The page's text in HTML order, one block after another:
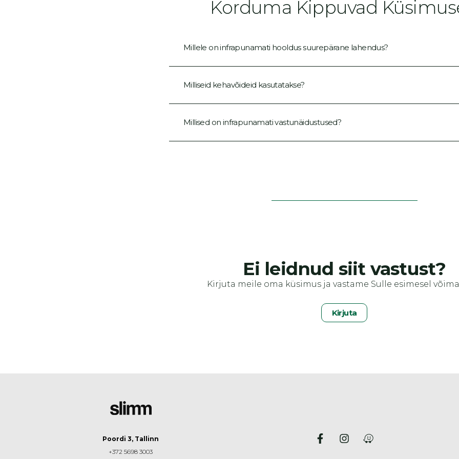
Korduma Kippuvad
Millele on infrapunamati hooldus suurepärane lahendus?
Milliseid kehavõideid kasutatakse?
Millised on infrapunamati vastunäidustused?
Ei leidnud siit vastust?
Kirjuta meile oma küsimus ja vastame Sulle esimesel
Kirjuta
Poordi 3, Tallinn
+372 5698 3003